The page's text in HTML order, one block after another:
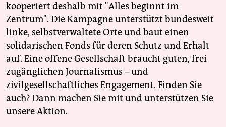
kooperiert deshalb mit "Alles beginnt im
Zentrum". Die Kampagne unterstützt bundesweit
linke, selbstverwaltete Orte und baut einen
solidarischen Fonds für deren Schutz und Erhalt
auf. Eine offene Gesellschaft braucht guten, frei
zugänglichen Journalismus – und
zivilgesellschaftliches Engagement. Finden Sie
auch? Dann machen Sie mit und unterstützen Sie
unsere Aktion.